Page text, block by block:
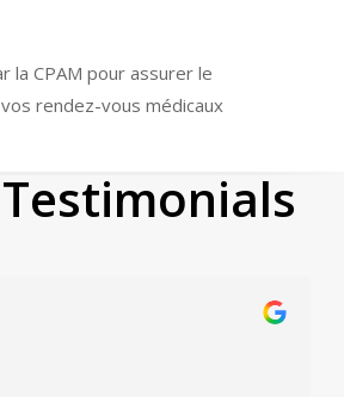
la CPAM pour assurer le
rendez-vous médicaux